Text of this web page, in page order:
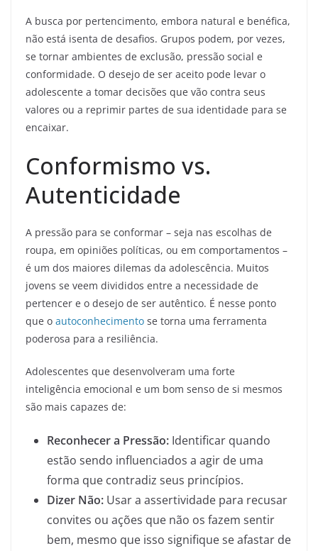
A busca por pertencimento, embora natural e benéfica,
não está isenta de desafios. Grupos podem, por vezes,
se tornar ambientes de exclusão, pressão social e
conformidade. O desejo de ser aceito pode levar o
adolescente a tomar decisões que vão contra seus
valores ou a reprimir partes de sua identidade para se
encaixar.
Conformismo vs.
Autenticidade
A pressão para se conformar – seja nas escolhas de
roupa, em opiniões políticas, ou em comportamentos –
é um dos maiores dilemas da adolescência. Muitos
jovens se veem divididos entre a necessidade de
pertencer e o desejo de ser autêntico. É nesse ponto
que o autoconhecimento se torna uma ferramenta
poderosa para a resiliência.
Adolescentes que desenvolveram uma forte
inteligência emocional e um bom senso de si mesmos
são mais capazes de:
Reconhecer a Pressão: Identificar quando
estão sendo influenciados a agir de uma
forma que contradiz seus princípios.
Dizer Não: Usar a assertividade para recusar
convites ou ações que não os fazem sentir
bem, mesmo que isso signifique se afastar de